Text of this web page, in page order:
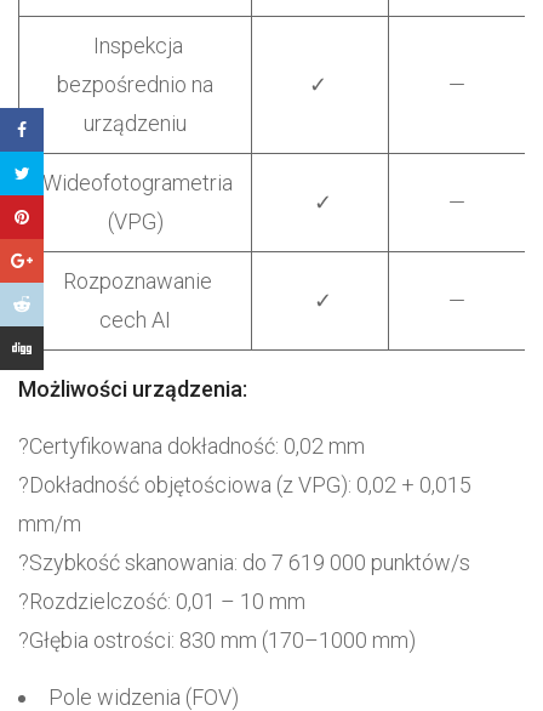
Inspekcja
bezpośrednio na
urządzeniu
✓ —
Wideofotogrametria
(VPG)
✓ —
Rozpoznawanie
cech AI
✓ —
Możliwości urządzenia:
?Certyfikowana dokładność: 0,02 mm
?Dokładność objętościowa (z VPG): 0,02 + 0,015
mm/m
?Szybkość skanowania: do 7 619 000 punktów/s
?Rozdzielczość: 0,01 – 10 mm
?Głębia ostrości: 830 mm (170–1000 mm)
Pole widzenia (FOV)